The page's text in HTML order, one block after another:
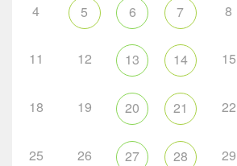
4 5 6 7 8
11 12 13 14 15
18 19 20 21 22
25 26 27 28 29